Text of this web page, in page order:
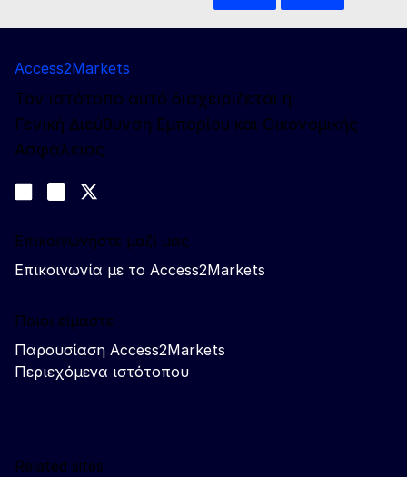
Access2Markets
Τον ιστότοπο αυτό διαχειρίζεται η:
Γενική Διεύθυνση Εμπορίου και Οικονομικής
Ασφάλειας
Join us on LinkedIn
Trade-Off podcast
Επικοινωνήστε μαζί μας
Επικοινωνία με το Access2Markets
Ποιοι είμαστε
Παρουσίαση Access2Markets
Περιεχόμενα ιστότοπου
Related sites